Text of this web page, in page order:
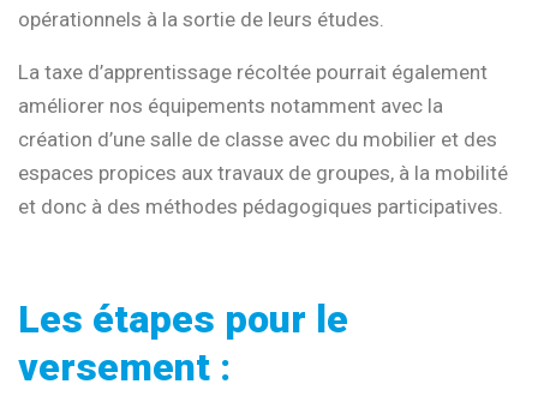
opérationnels à la sortie de leurs études.
La taxe d’apprentissage récoltée pourrait également
améliorer nos équipements notamment avec la
création d’une salle de classe avec du mobilier et des
espaces propices aux travaux de groupes, à la mobilité
et donc à des méthodes pédagogiques participatives.
Les étapes pour le
versement :